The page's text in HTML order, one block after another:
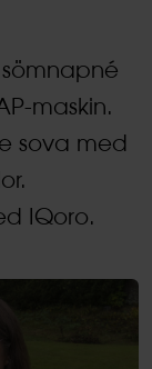
maskin.
sova med
IQoro.